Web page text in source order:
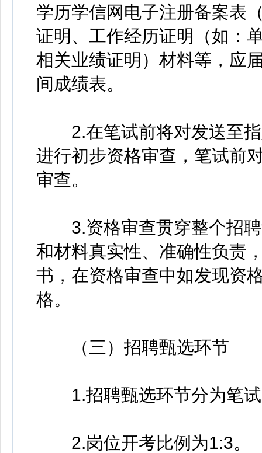
学历学信网电子注册备案表
证明、工作经历证明（如：
相关业绩证明）材料等，应
间成绩表。
2.在笔试前将对发送至指
进行初步资格审查，笔试前
审查。
3.资格审查贯穿整个招聘
和材料真实性、准确性负责
书，在资格审查中如发现资
格。
（三）招聘甄选环节
1.招聘甄选环节分为笔试
2.岗位开考比例为1:3。